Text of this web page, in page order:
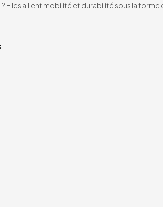
Elles allient mobilité et durabilité sous la